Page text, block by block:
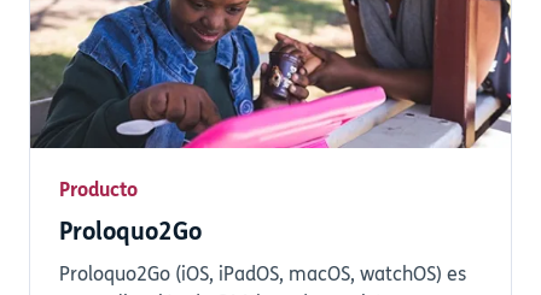
Producto
Proloquo2Go
Proloquo2Go (iOS, iPadOS, macOS, watchOS) es